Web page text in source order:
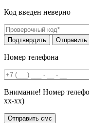
Код введен неверно
Номер телефона
Внимание! Номер
хх-хх)